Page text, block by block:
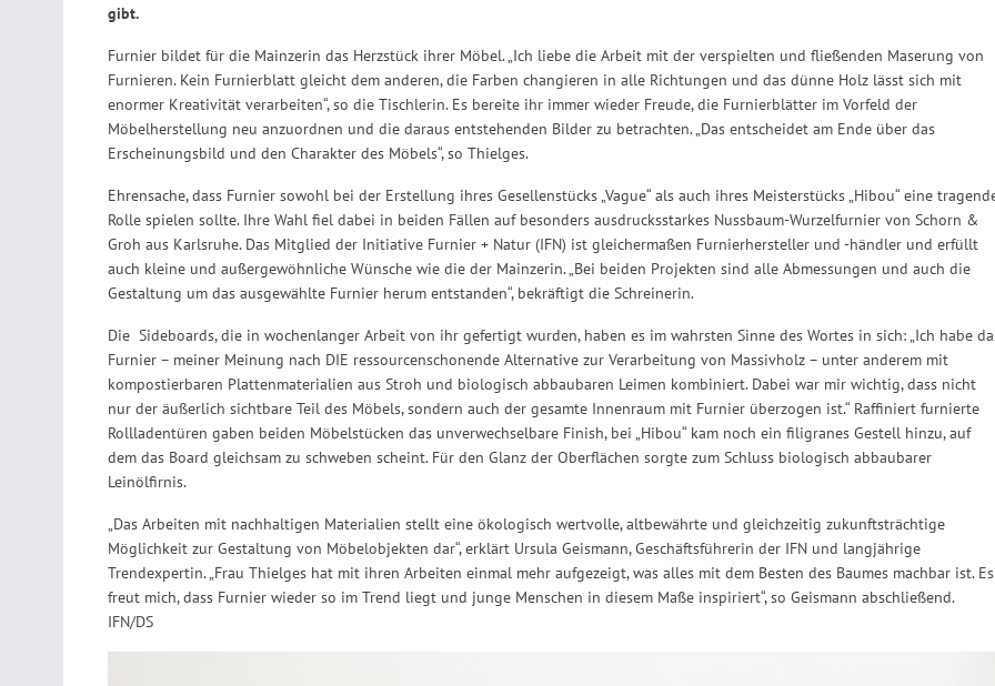
gibt.
Furnier bildet für die Mainzerin das Herzstück ihrer Möbel. „Ich liebe die Arbeit mit der verspielten und fließenden Maserung von
Furnieren. Kein Furnierblatt gleicht dem anderen, die Farben changieren in alle Richtungen und das dünne Holz lässt sich mit
enormer Kreativität verarbeiten“, so die Tischlerin. Es bereite ihr immer wieder Freude, die Furnierblätter im Vorfeld der
Möbelherstellung neu anzuordnen und die daraus entstehenden Bilder zu betrachten. „Das entscheidet am Ende über das
Erscheinungsbild und den Charakter des Möbels“, so Thielges.
Ehrensache, dass Furnier sowohl bei der Erstellung ihres Gesellenstücks „Vague“ als auch ihres Meisterstücks „Hibou“ eine
Rolle spielen sollte. Ihre Wahl fiel dabei in beiden Fällen auf besonders ausdrucksstarkes Nussbaum-Wurzelfurnier von Schorn &
Groh aus Karlsruhe. Das Mitglied der Initiative Furnier + Natur (IFN) ist gleichermaßen Furnierhersteller und -händler und erfüllt
auch kleine und außergewöhnliche Wünsche wie die der Mainzerin. „Bei beiden Projekten sind alle Abmessungen und auch die
Gestaltung um das ausgewählte Furnier herum entstanden“, bekräftigt die Schreinerin.
Die Sideboards, die in wochenlanger Arbeit von ihr gefertigt wurden, haben es im wahrsten Sinne des Wortes in sich: „Ich habe
Furnier – meiner Meinung nach DIE ressourcenschonende Alternative zur Verarbeitung von Massivholz – unter anderem mit
kompostierbaren Plattenmaterialien aus Stroh und biologisch abbaubaren Leimen kombiniert. Dabei war mir wichtig, dass nicht
nur der äußerlich sichtbare Teil des Möbels, sondern auch der gesamte Innenraum mit Furnier überzogen ist.“ Raffiniert furnierte
Rollladentüren gaben beiden Möbelstücken das unverwechselbare Finish, bei „Hibou“ kam noch ein filigranes Gestell hinzu, auf
dem das Board gleichsam zu schweben scheint. Für den Glanz der Oberflächen sorgte zum Schluss biologisch abbaubarer
Leinölfirnis.
„Das Arbeiten mit nachhaltigen Materialien stellt eine ökologisch wertvolle, altbewährte und gleichzeitig zukunftsträchtige
Möglichkeit zur Gestaltung von Möbelobjekten dar“, erklärt Ursula Geismann, Geschäftsführerin der IFN und langjährige
Trendexpertin. „Frau Thielges hat mit ihren Arbeiten einmal mehr aufgezeigt, was alles mit dem Besten des Baumes machbar ist. Es
freut mich, dass Furnier wieder so im Trend liegt und junge Menschen in diesem Maße inspiriert“, so Geismann abschließend.
IFN/DS